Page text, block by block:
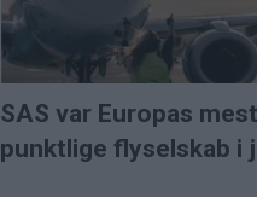
SAS var Europas mest
punktlige flyselskab i